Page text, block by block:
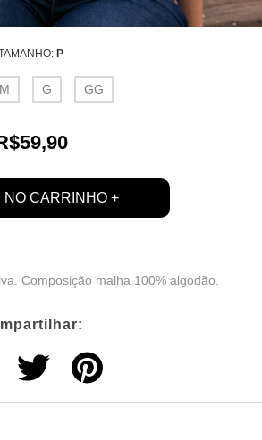
P
M G GG
Composição malha 100% algodão.